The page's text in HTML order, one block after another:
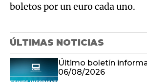
boletos por un euro cada uno.
ÚLTIMAS NOTICIAS
Último boletín
06/08/2026